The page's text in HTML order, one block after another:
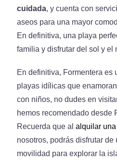
cuidada, y cuenta con
aseos para una mayor
En definitiva, una playa
familia y disfrutar del sol y el
En definitiva, Formentera es
playas idílicas que
con niños, no dudes en
hemos recomendado desde
Recuerda que al alquilar
nosotros, podrás disfrutar
movilidad para explorar la